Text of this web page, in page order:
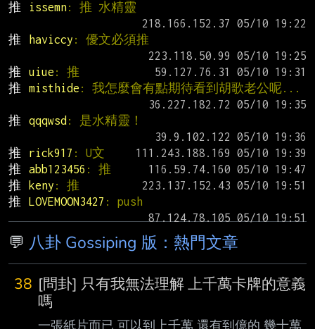
推
issemn: 推 水精靈
推
haviccy : 優文必須推
推
uiue : 推
推
misthide : 我怎麼會有點期待看到胡歌老公呢...
推
qqqwsd : 是水精靈！
推
rick917 : U文
推
abb123456 : 推
推
keny : 推
推
LOVEMOON3427 : push
💬 八卦 Gossiping 版：熱門文章
38 [問卦] 只有我無法理解 上千萬卡牌的意義
嗎